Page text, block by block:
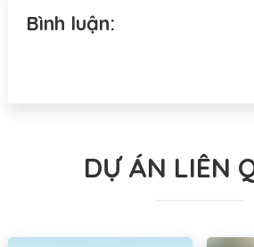
Bình luận:
DỰ ÁN LIÊN